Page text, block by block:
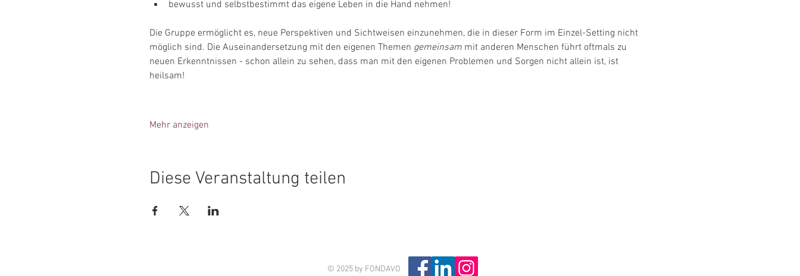
bewusst und selbstbestimmt das eigene Leben in die Hand nehmen!
Die Gruppe ermöglicht es, neue Perspektiven und Sichtweisen einzunehmen, die in dieser Form im Einzel-Setting nicht
möglich sind. Die Auseinandersetzung mit den eigenen Themen gemeinsam mit anderen Menschen führt oftmals zu
neuen Erkenntnissen - schon allein zu sehen, dass man mit den eigenen Problemen und Sorgen nicht allein ist, ist
heilsam!
Mehr anzeigen
Diese Veranstaltung teilen
© 2025 by FONDAVO